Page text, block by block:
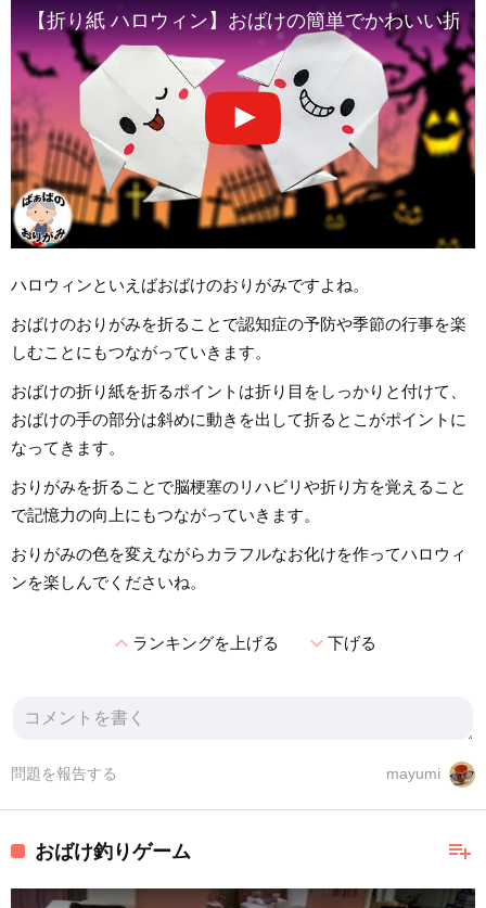
【折り紙 ハロウィン】おばけの簡単でかわいい折
ハロウィンといえばおばけのおりがみですよね。
おばけのおりがみを折ることで認知症の予防や季節の行事を楽
しむことにもつながっていきます。
おばけの折り紙を折るポイントは折り目をしっかりと付けて、
おばけの手の部分は斜めに動きを出して折るとこがポイントに
なってきます。
おりがみを折ることで脳梗塞のリハビリや折り方を覚えること
で記憶力の向上にもつながっていきます。
おりがみの色を変えながらカラフルなお化けを作ってハロウィ
ンを楽しんでくださいね。
expand_lessランキングを上げる expand_more下げる
mayumi
問題を報告する
playlist_add
おばけ釣りゲーム